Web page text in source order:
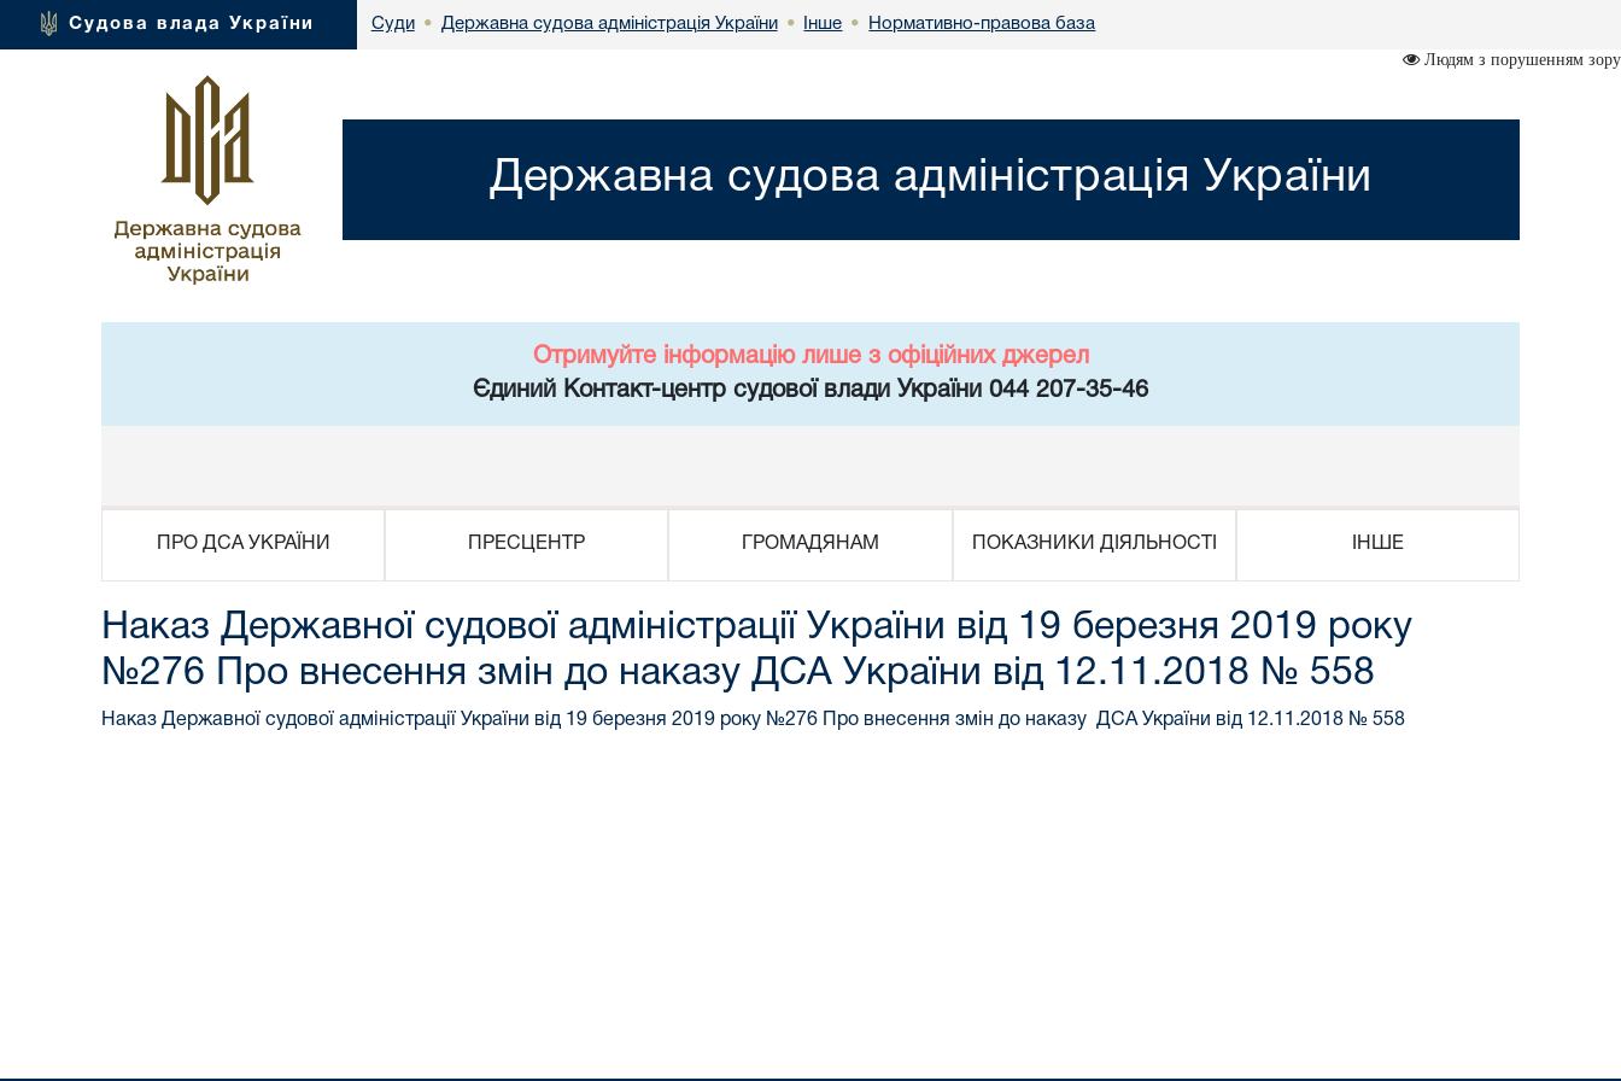
Судова влада України Суди • Державна судова адміністрація України • Інше • Нормативно-правова база
Людям з порушенням зору
Державна судова адміністрація України
Отримуйте інформацію лише з офіційних джерел
Єдиний Контакт-центр судової влади України 044 207-35-46
ПРО ДСА УКРАЇНИ ПРЕСЦЕНТР ГРОМАДЯНАМ ПОКАЗНИКИ ДІЯЛЬНОСТІ ІНШЕ
Наказ Державної судової адміністрації України від 19 березня 2019 року
№276 Про внесення змін до наказу ДСА України від 12.11.2018 № 558
Наказ Державної судової адміністрації України від 19 березня 2019 року №276 Про внесення змін до наказу ДСА України від 12.11.2018 № 558